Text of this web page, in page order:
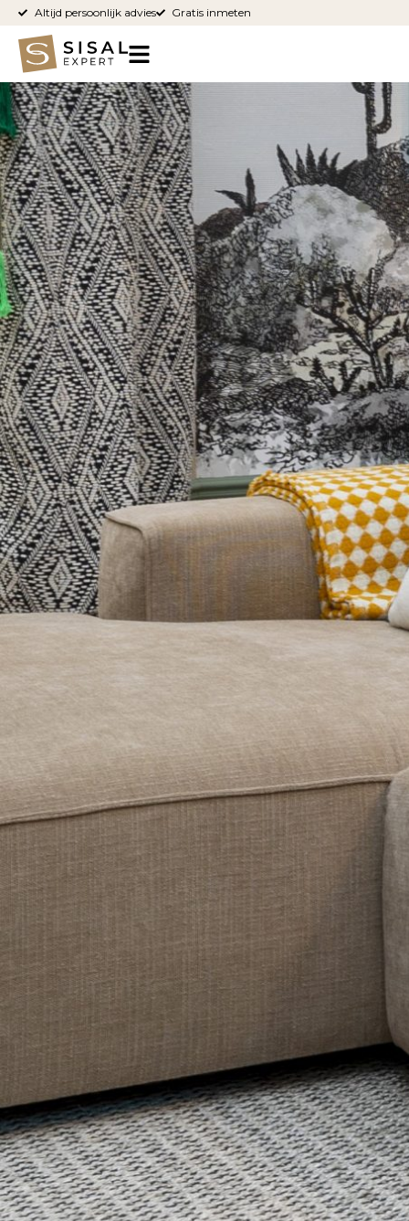
Altijd persoonlijk advies Gratis inmeten